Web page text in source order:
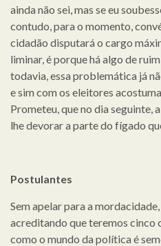
ainda não sei, mas se eu
contudo, para o momento,
cidadão disputará o cargo
liminar, é porque há algo de
todavia, essa problemática já
e sim com os eleitores
Prometeu, que no dia seguinte,
lhe devorar a parte do fígado
Postulantes
Sem apelar para a
acreditando que teremos cinco
como o mundo da política é